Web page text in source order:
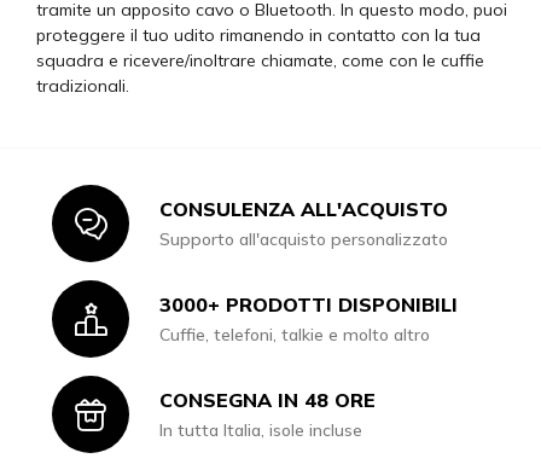
tramite un apposito cavo o Bluetooth. In questo modo, puoi
proteggere il tuo udito rimanendo in contatto con la tua
squadra e ricevere/inoltrare chiamate, come con le cuffie
tradizionali.
IconCONSULENZA ALL'ACQUISTO
Supporto all'acquisto personalizzato
Icon3000+ PRODOTTI DISPONIBILI
Cuffie, telefoni, talkie e molto altro
IconCONSEGNA IN 48 ORE
In tutta Italia, isole incluse